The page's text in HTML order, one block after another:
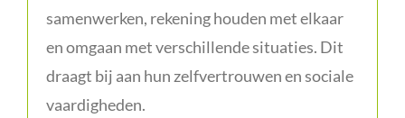
samenwerken, rekening houden met elkaar
en omgaan met verschillende situaties. Dit
draagt bij aan hun zelfvertrouwen en sociale
vaardigheden.